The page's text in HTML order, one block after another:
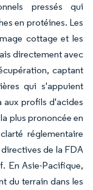
pressés qui
en protéines. Les
cottage et les
directement avec
captant
qui s'appuient
aux profils d'acides
plus prononcée en
réglementaire
de la FDA
En Asie-Pacifique,
du terrain dans les